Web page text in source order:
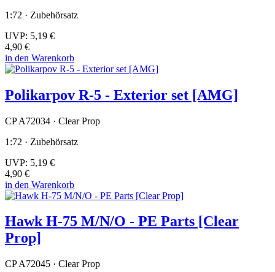
1:72 · Zubehörsatz
UVP: 5,19 €
4,90 €
in den Warenkorb
Polikarpov R-5 - Exterior set [AMG]
CP A72034 · Clear Prop
1:72 · Zubehörsatz
UVP: 5,19 €
4,90 €
in den Warenkorb
Hawk H-75 M/N/O - PE Parts [Clear
Prop]
CP A72045 · Clear Prop